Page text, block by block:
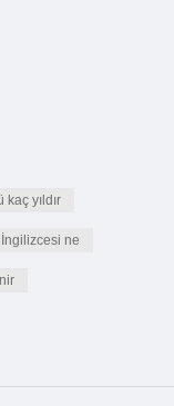
kaç yıldır
İngilizcesi ne